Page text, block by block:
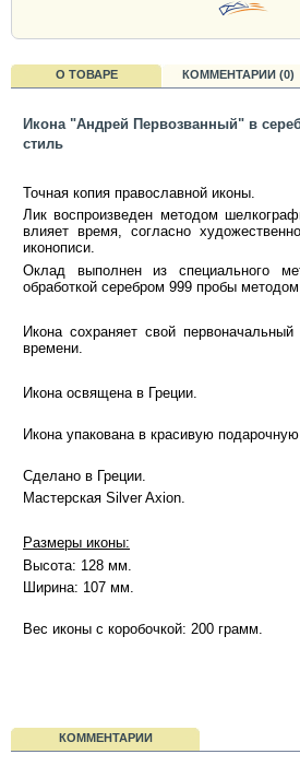
О ТОВАРЕ КОММЕНТАРИИ (0)
Икона "Андрей Первозванный" в
стиль
Точная копия православной иконы.
Лик воспроизведен методом
влияет время, согласно
иконописи.
Оклад выполнен из специального
обработкой серебром 999 пробы методом
Икона сохраняет свой
времени.
Икона освящена в Греции.
Икона упакована в красивую подарочную
Сделано в Греции.
Мастерская Silver Axion.
Размеры иконы:
Высота: 128 мм.
Ширина: 107 мм.
Вес иконы с коробочкой: 200 грамм.
КОММЕНТАРИИ